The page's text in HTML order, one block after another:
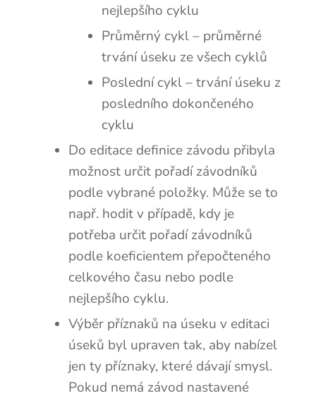
nejlepšího cyklu
Průměrný cykl – průměrné
trvání úseku ze všech cyklů
Poslední cykl – trvání úseku z
posledního dokončeného
cyklu
Do editace definice závodu přibyla
možnost určit pořadí závodníků
podle vybrané položky. Může se to
např. hodit v případě, kdy je
potřeba určit pořadí závodníků
podle koeficientem přepočteného
celkového času nebo podle
nejlepšího cyklu.
Výběr příznaků na úseku v editaci
úseků byl upraven tak, aby nabízel
jen ty příznaky, které dávají smysl.
Pokud nemá závod nastavené